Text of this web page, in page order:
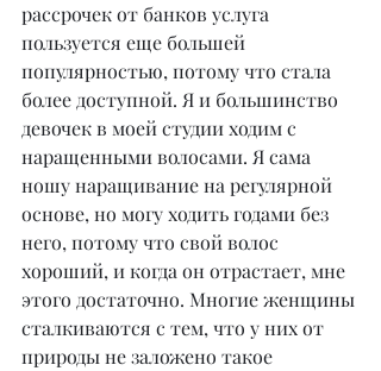
рассрочек от банков услуга
пользуется еще большей
популярностью, потому что стала
более доступной. Я и большинство
девочек в моей студии ходим с
наращенными волосами. Я сама
ношу наращивание на регулярной
основе, но могу ходить годами без
него, потому что свой волос
хороший, и когда он отрастает, мне
этого достаточно. Многие женщины
сталкиваются с тем, что у них от
природы не заложено такое